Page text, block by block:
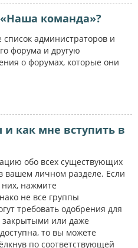
команда»?
администраторов и
форума и другую
о форумах, которые они
и как мне вступить в
обо всех существующих
вашем личном разделе. Если
них, нажмите
не все группы
требовать одобрения для
закрытыми или даже
то вы можете
по соответствующей